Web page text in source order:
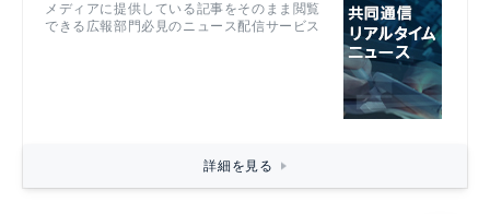
メディアに提供している記事をそのまま閲覧
できる広報部門必見のニュース配信サービス
詳細を見る